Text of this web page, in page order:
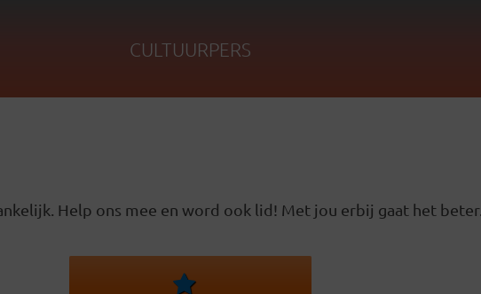
CULTUURPERS
Help ons mee en word ook lid! Met jou erbij gaat het beter.